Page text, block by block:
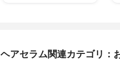
ヘアセラム関連カテゴリ：